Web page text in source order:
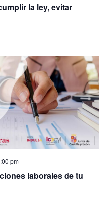
la ley, evitar
laborales de tu
pm